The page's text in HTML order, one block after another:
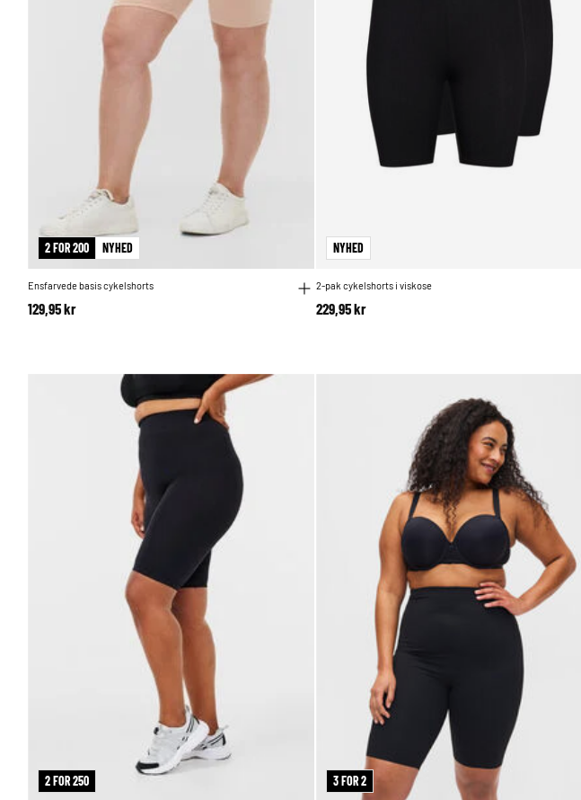
2 FOR 200 NYHED
Ensfarvede basis cykelshorts
129,95 kr
NYHED
2-pak cykelshorts i viskose
229,95 kr
2 FOR 250 3 FOR 2